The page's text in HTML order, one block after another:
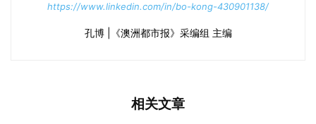
https://www.linkedin.com/in/bo-kong-430901138/
孔博 |《澳洲都市报》采编组 主编
相关文章